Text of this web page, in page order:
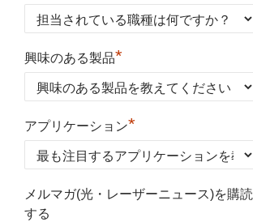
興味のある製品*
アプリケーション*
メルマガ(光・レーザーニュース)を購読
する